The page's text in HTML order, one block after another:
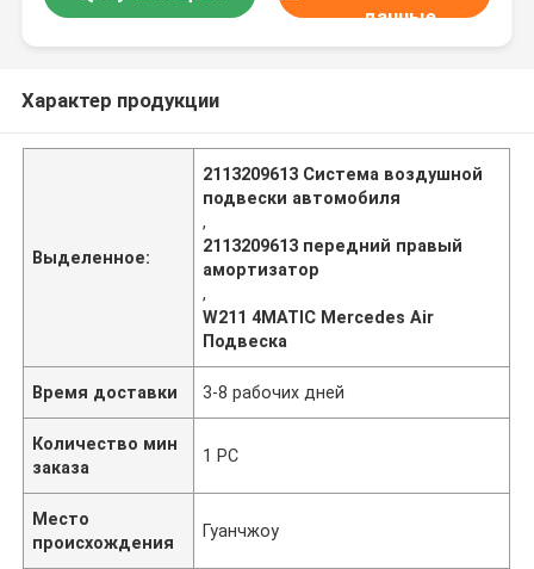
данные
Характер продукции
Выделенное:
2113209613 Система воздушной
подвески автомобиля
,
2113209613 передний правый
амортизатор
,
W211 4MATIC Mercedes Air
Подвеска
Время доставки 3-8 рабочих дней
Количество мин
заказа
1 PC
Место
происхождения
Гуанчжоу